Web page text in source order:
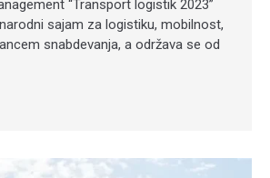
“Transport logistik 2023”
sajam za logistiku, mobilnost,
snabdevanja, a održava se od